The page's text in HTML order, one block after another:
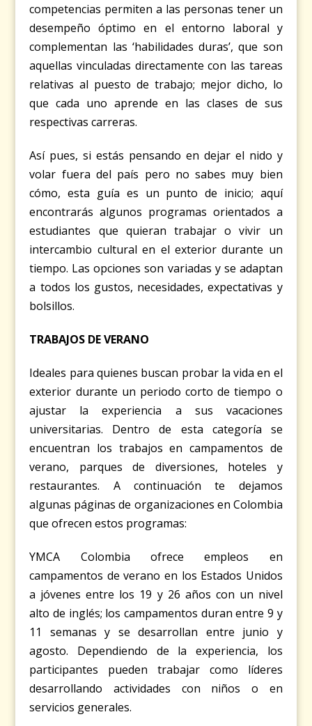
competencias permiten a las personas tener un
desempeño óptimo en el entorno laboral y
complementan las ‘habilidades duras’, que son
aquellas vinculadas directamente con las tareas
relativas al puesto de trabajo; mejor dicho, lo
que cada uno aprende en las clases de sus
respectivas carreras.
Así pues, si estás pensando en dejar el nido y
volar fuera del país pero no sabes muy bien
cómo, esta guía es un punto de inicio; aquí
encontrarás algunos programas orientados a
estudiantes que quieran trabajar o vivir un
intercambio cultural en el exterior durante un
tiempo. Las opciones son variadas y se adaptan
a todos los gustos, necesidades, expectativas y
bolsillos.
TRABAJOS DE VERANO
Ideales para quienes buscan probar la vida en el
exterior durante un periodo corto de tiempo o
ajustar la experiencia a sus vacaciones
universitarias. Dentro de esta categoría se
encuentran los trabajos en campamentos de
verano, parques de diversiones, hoteles y
restaurantes. A continuación te dejamos
algunas páginas de organizaciones en Colombia
que ofrecen estos programas:
YMCA Colombia ofrece empleos en
campamentos de verano en los Estados Unidos
a jóvenes entre los 19 y 26 años con un nivel
alto de inglés; los campamentos duran entre 9 y
11 semanas y se desarrollan entre junio y
agosto. Dependiendo de la experiencia, los
participantes pueden trabajar como líderes
desarrollando actividades con niños o en
servicios generales.